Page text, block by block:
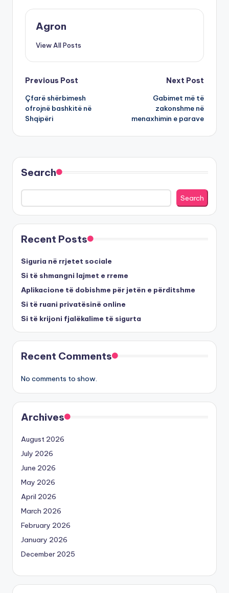
Agron
View All Posts
Post
navigation
Previous Post
Çfarë shërbimesh
ofrojnë bashkitë në
Shqipëri
Next Post
Gabimet më të
zakonshme në
menaxhimin e parave
Search
Search
Recent Posts
Siguria në rrjetet sociale
Si të shmangni lajmet e rreme
Aplikacione të dobishme për jetën e përditshme
Si të ruani privatësinë online
Si të krijoni fjalëkalime të sigurta
Recent Comments
No comments to show.
Archives
August 2026
July 2026
June 2026
May 2026
April 2026
March 2026
February 2026
January 2026
December 2025